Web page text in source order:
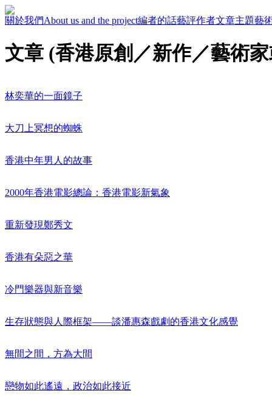
關於我們About us and the project編者的話藝評作者文章主題藝
文章 (香港原創／新作／藝術
林奕華的一面鏡子
大刀上冥想的蜘蛛
香港中年男人的故事
2000年香港電影總論：香港電影新氣象
重新發現鄭秀文
香港有朵惡之華
冷門樂器與新音樂
生存狀態與人際框架——談潘惠森戲劇的香港文化感覺
無間之間，方為大間
戀物如此遙遠，政治如此接近